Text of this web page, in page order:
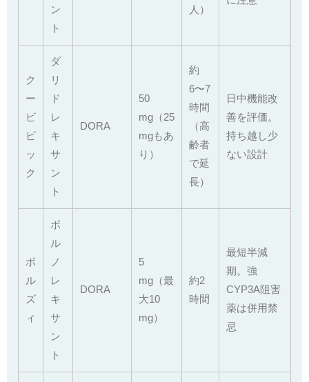
ン
ト
人）
ク
ー
ビ
ビ
ッ
ク
ダ
リ
ド
レ
キ
サ
ン
ト
DORA
50
mg（25
mgもあ
り）
約
6〜7
時間
（高
齢者
で延
長）
日中機能改
善を評価。
持ち越し少
ない設計
ボ
ル
ズ
ィ
ボ
ル
ノ
レ
キ
サ
ン
ト
DORA
5
mg（最
大10
mg）
約2
時間
最短半減
期。強
CYP3A阻害
薬は併用禁
忌